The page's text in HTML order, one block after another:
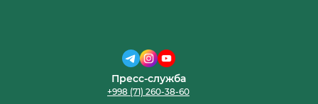
Пресс-служба
+998 (71) 260-38-60